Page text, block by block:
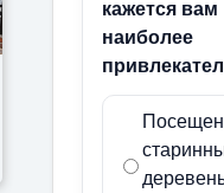
кажется вам
наиболее